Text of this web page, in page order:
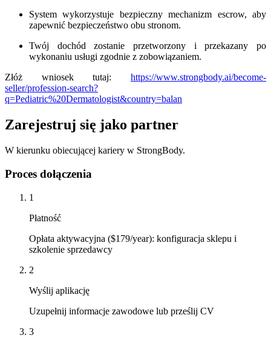
System wykorzystuje bezpieczny mechanizm escrow, aby
zapewnić bezpieczeństwo obu stronom.
Twój dochód zostanie przetworzony i przekazany po
wykonaniu usługi zgodnie z zobowiązaniem.
Złóż wniosek tutaj: https://www.strongbody.ai/become-
seller/profession-search?
q=Pediatric%20Dermatologist&country=balan
Zarejestruj się jako partner
W kierunku obiecującej kariery w StrongBody.
Proces dołączenia
1
Płatność
Opłata aktywacyjna ($179/year): konfiguracja sklepu i
szkolenie sprzedawcy
2
Wyślij aplikację
Uzupełnij informacje zawodowe lub prześlij CV
3